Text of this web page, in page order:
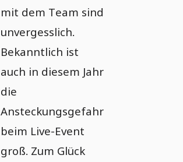
mit dem Team sind
unvergesslich.
Bekanntlich ist
auch in diesem Jahr
die
Ansteckungsgefahr
beim Live-Event
groß. Zum Glück